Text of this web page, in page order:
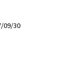
09/30